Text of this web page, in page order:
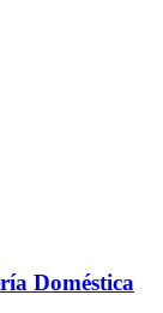
Doméstica